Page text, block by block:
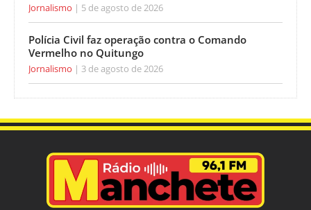
Jornalismo 5 de agosto de 2026
Polícia Civil faz operação contra o Comando
Vermelho no Quitungo
Jornalismo 3 de agosto de 2026